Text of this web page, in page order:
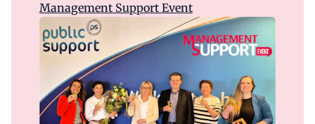
Management Support Event